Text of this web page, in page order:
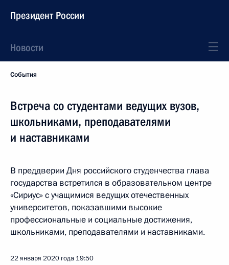
Президент России
Новости
События
Встреча со студентами ведущих вузов,
школьниками, преподавателями
и наставниками
В преддверии Дня российского студенчества глава
государства встретился в образовательном центре
«Сириус» с учащимися ведущих отечественных
университетов, показавшими высокие
профессиональные и социальные достижения,
школьниками, преподавателями и наставниками.
22 января 2020 года 19:50